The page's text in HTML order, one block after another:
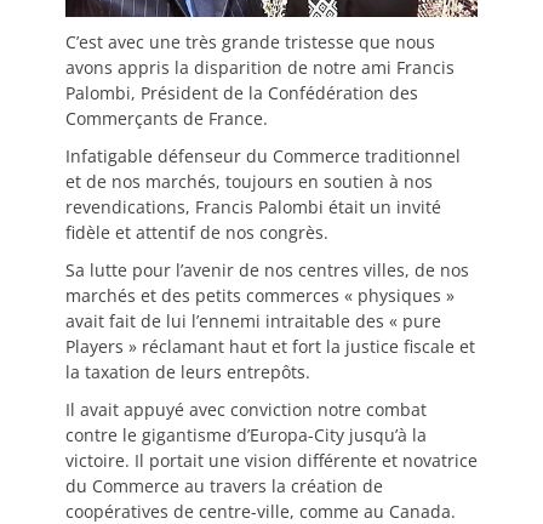
C’est avec une très grande tristesse que nous
avons appris la disparition de notre ami Francis
Palombi, Président de la Confédération des
Commerçants de France.
Infatigable défenseur du Commerce traditionnel
et de nos marchés, toujours en soutien à nos
revendications, Francis Palombi était un invité
fidèle et attentif de nos congrès.
Sa lutte pour l’avenir de nos centres villes, de nos
marchés et des petits commerces « physiques »
avait fait de lui l’ennemi intraitable des « pure
Players » réclamant haut et fort la justice fiscale et
la taxation de leurs entrepôts.
Il avait appuyé avec conviction notre combat
contre le gigantisme d’Europa-City jusqu’à la
victoire. Il portait une vision différente et novatrice
du Commerce au travers la création de
coopératives de centre-ville, comme au Canada.